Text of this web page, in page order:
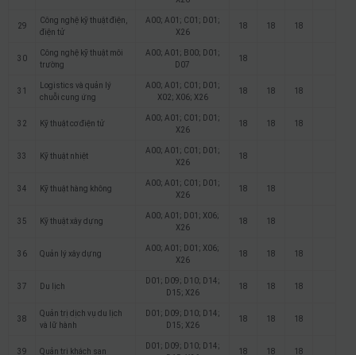
29
Công nghệ kỹ thuật điện,
điện tử
A00; A01; C01; D01;
X26
18 18 18
30
Công nghệ kỹ thuật môi
trường
A00; A01; B00; D01;
D07
18
31
Logistics và quản lý
chuỗi cung ứng
A00; A01; C01; D01;
X02; X06; X26
18 18 18
32 Kỹ thuật cơ điện tử
A00; A01; C01; D01;
X26
18 18 18
33 Kỹ thuật nhiệt
A00; A01; C01; D01;
X26
18
34 Kỹ thuật hàng không
A00; A01; C01; D01;
X26
18 18
35 Kỹ thuật xây dựng
A00; A01; D01; X06;
X26
18 18
36 Quản lý xây dựng
A00; A01; D01; X06;
X26
18 18 18
37 Du lịch
D01; D09; D10; D14;
D15; X26
18 18 18
38
Quản trị dịch vụ du lịch
và lữ hành
D01; D09; D10; D14;
D15; X26
18 18 18
39 Quản trị khách sạn
D01; D09; D10; D14;
18 18 18